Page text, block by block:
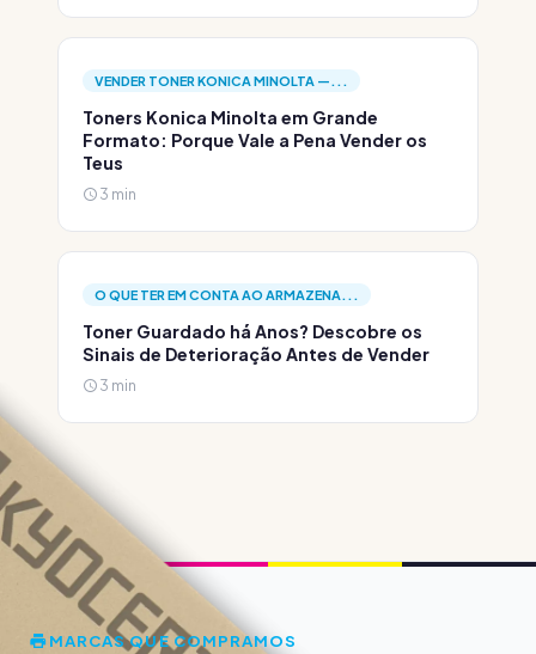
VENDER TONER KONICA MINOLTA —...
Toners Konica Minolta em Grande
Formato: Porque Vale a Pena Vender os
Teus
3 min
O QUE TER EM CONTA AO ARMAZENA...
Toner Guardado há Anos? Descobre os
Sinais de Deterioração Antes de Vender
3 min
MARCAS QUE COMPRAMOS